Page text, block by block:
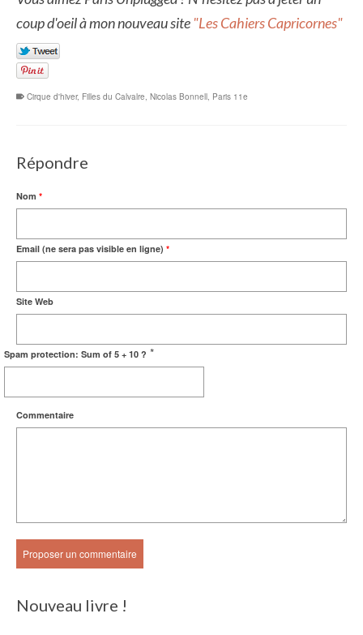
coup d'oeil à mon nouveau site "Les Cahiers Capricornes"
Cirque d'hiver, Filles du Calvalre, Nicolas Bonnell, Paris 11e
Répondre
Nom *
Email (ne sera pas visible en ligne) *
Site Web
Spam protection: Sum of 5 + 10 ? *
Commentaire
Nouveau livre !